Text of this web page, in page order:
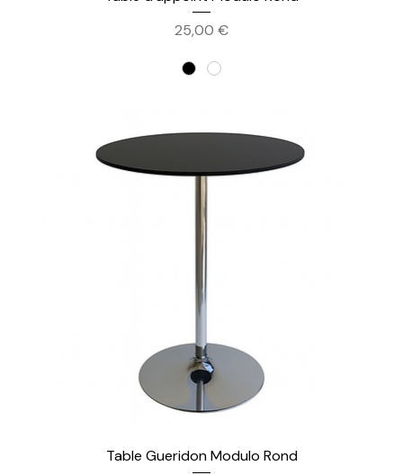
Prix
25,00 €
Table Gueridon Modulo Rond